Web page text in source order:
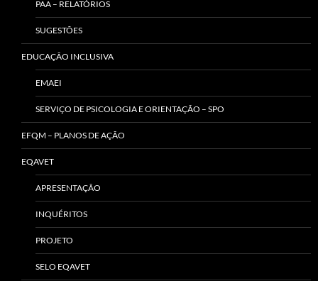
PAA – RELATÓRIOS
SUGESTÕES
EDUCAÇÃO INCLUSIVA
EMAEI
SERVIÇO DE PSICOLOGIA E ORIENTAÇÃO – SPO
EFQM – PLANOS DE AÇÃO
EQAVET
APRESENTAÇÃO
INQUÉRITOS
PROJETO
SELO EQAVET